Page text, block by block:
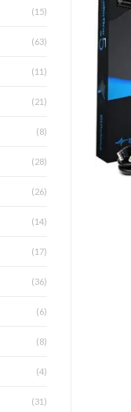
(15)
(63)
(11)
(21)
(8)
(28)
(26)
(14)
(17)
(36)
(6)
(8)
(4)
(31)